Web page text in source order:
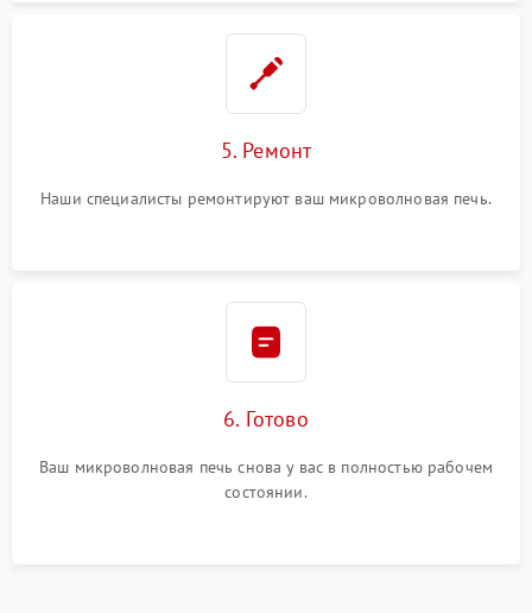
5. Ремонт
Наши специалисты ремонтируют ваш микроволновая печь.
6. Готово
Ваш микроволновая печь снова у вас в полностью рабочем
состоянии.